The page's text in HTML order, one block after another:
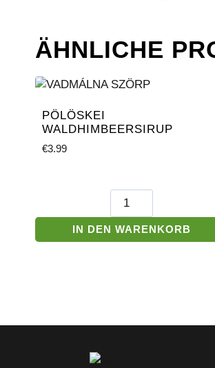
ÄHNLICHE
PÖLÖSKEI
WALDHIMBEERSIRUP
€3.99
Pölöskei
Waldhimbeersirup
Menge
IN DEN WARENKORB